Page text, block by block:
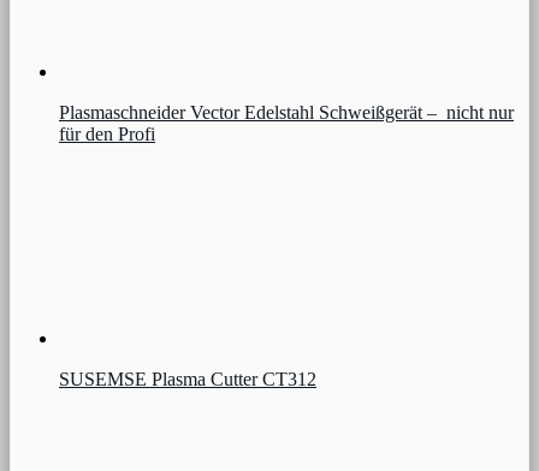
Plasmaschneider Vector Edelstahl Schweißgerät – nicht nur
für den Profi
SUSEMSE Plasma Cutter CT312